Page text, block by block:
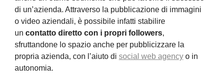
di un’azienda. Attraverso la pubblicazione di immagini
o video aziendali, è possibile infatti stabilire
un contatto diretto con i propri followers,
sfruttandone lo spazio anche per pubblicizzare la
propria azienda, con l’aiuto di social web agency o in
autonomia.